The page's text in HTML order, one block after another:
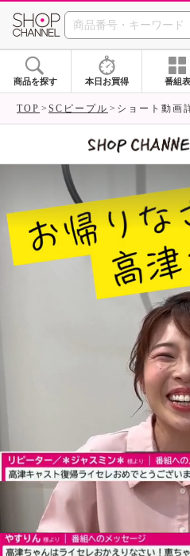
商品を探す 本日お買得 番組表
TOP SCピープル ショート動画